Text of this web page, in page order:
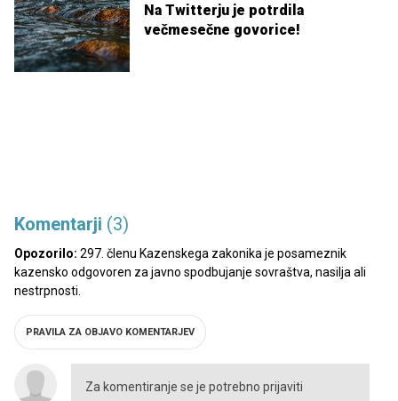
Na Twitterju je potrdila
večmesečne govorice!
Komentarji (3)
Opozorilo: 297. členu Kazenskega zakonika je posameznik
kazensko odgovoren za javno spodbujanje sovraštva, nasilja ali
nestrpnosti.
PRAVILA ZA OBJAVO KOMENTARJEV